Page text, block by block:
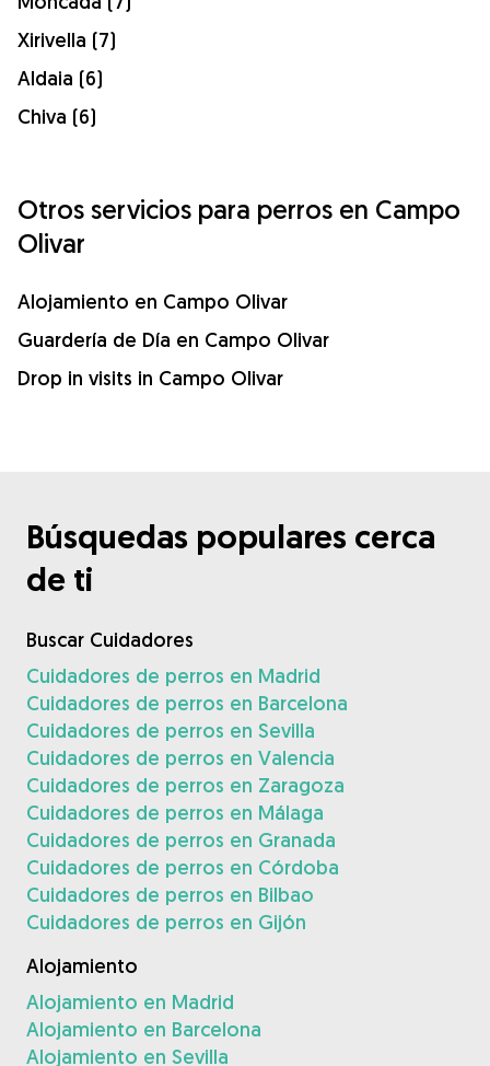
Xirivella (7)
Aldaia (6)
Chiva (6)
Otros servicios para perros en Campo
Olivar
Alojamiento en Campo Olivar
Guardería de Día en Campo Olivar
Drop in visits in Campo Olivar
Búsquedas populares cerca
de ti
Buscar Cuidadores
Cuidadores de perros en Madrid
Cuidadores de perros en Barcelona
Cuidadores de perros en Sevilla
Cuidadores de perros en Valencia
Cuidadores de perros en Zaragoza
Cuidadores de perros en Málaga
Cuidadores de perros en Granada
Cuidadores de perros en Córdoba
Cuidadores de perros en Bilbao
Cuidadores de perros en Gijón
Alojamiento
Alojamiento en Madrid
Alojamiento en Barcelona
Alojamiento en Sevilla